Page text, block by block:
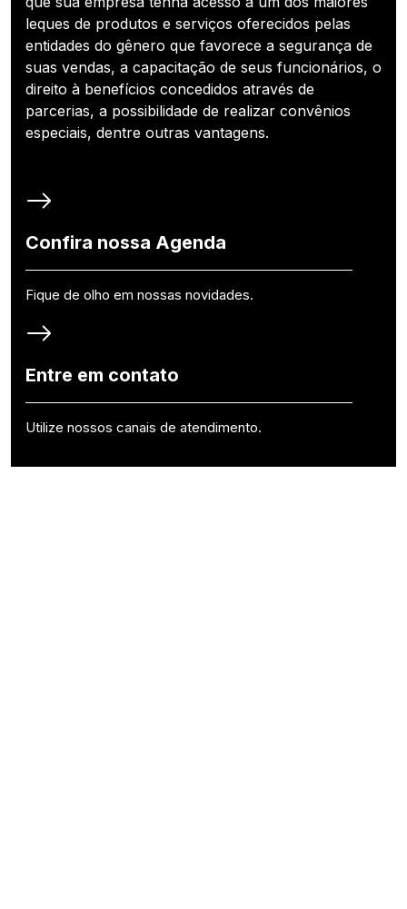
leques de produtos e serviços oferecidos pelas
entidades do gênero que favorece a segurança de
suas vendas, a capacitação de seus funcionários, o
direito à benefícios concedidos através de
parcerias, a possibilidade de realizar convênios
especiais, dentre outras vantagens.
Confira nossa Agenda
Fique de olho em nossas novidades.
Entre em contato
Utilize nossos canais de atendimento.